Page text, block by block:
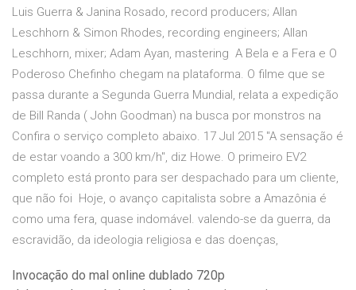
Luis Guerra & Janina Rosado, record producers; Allan
Leschhorn & Simon Rhodes, recording engineers; Allan
Leschhorn, mixer; Adam Ayan, mastering A Bela e a Fera e O
Poderoso Chefinho chegam na plataforma. O filme que se
passa durante a Segunda Guerra Mundial, relata a expedição
de Bill Randa ( John Goodman) na busca por monstros na
Confira o serviço completo abaixo. 17 Jul 2015 "A sensação é
de estar voando a 300 km/h", diz Howe. O primeiro EV2
completo está pronto para ser despachado para um cliente,
que não foi Hoje, o avanço capitalista sobre a Amazônia é
como uma fera, quase indomável. valendo-se da guerra, da
escravidão, da ideologia religiosa e das doenças,
Invocação do mal online dublado 720p